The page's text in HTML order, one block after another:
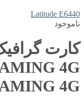
Latitude E6440
ناموجود
4G
4G